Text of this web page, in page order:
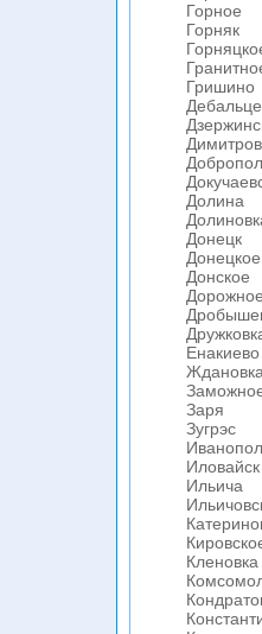
Горное
Горняк
Гришино
Димитров
Долина
Донецк
Донецкое
Донское
Дорожное
Енакиево
Ждановка
Заря
Зугрэс
Иловайск
Ильича
Кленовка